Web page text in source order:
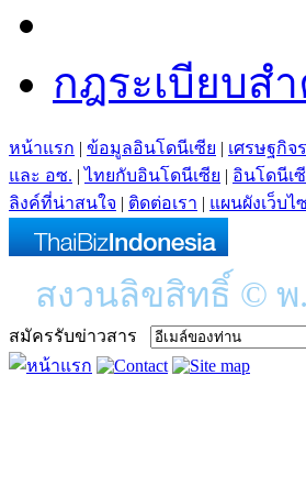
กฎระเบียบส
หน้าแรก | ข้อมูลอินโดนีเซีย | เศรษฐกิจ
และ อซ. |ไทยกับอินโดนีเซีย | อินโดนีเ
ลิงค์ที่น่าสนใจ | ติดต่อเรา | แผนผังเว็บไ
สงวนลิขสิทธิ์ © พ
สมัครรับข่าวสาร